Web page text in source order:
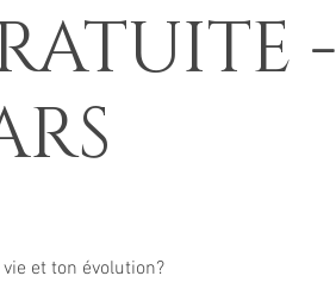
-
et ton évolution?